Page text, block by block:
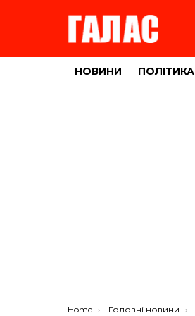
НОВИНИ ПОЛІТИКА
You are here:
Home Головні новини